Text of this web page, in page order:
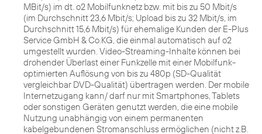
MBit/s) im dt. o2 Mobilfunknetz bzw. mit bis zu 50 Mbit/s
(im Durchschnitt 23,6 Mbit/s; Upload bis zu 32 Mbit/s, im
Durchschnitt 15,6 Mbit/s) für ehemalige Kunden der E-Plus
Service GmbH & Co.KG, die einmal automatisch auf o2
umgestellt wurden. Video-Streaming-Inhalte können bei
drohender Überlast einer Funkzelle mit einer Mobilfunk-
optimierten Auflösung von bis zu 480p (SD-Qualität
vergleichbar DVD-Qualität) übertragen werden. Der mobile
Internetzugang kann/ darf nur mit Smartphones, Tablets
oder sonstigen Geräten genutzt werden, die eine mobile
Nutzung unabhängig von einem permanenten
kabelgebundenen Stromanschluss ermöglichen (nicht z.B.